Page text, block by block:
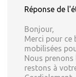
Réponse de
Bonjour,
Merci pour ce
mobilisées
Nous
restons à